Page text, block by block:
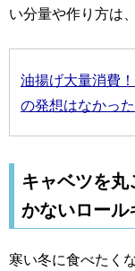
い分量や作り方は
油揚げ大量消費
の発想はなかっ
キャベツを
かないロール
寒い冬に食べたく